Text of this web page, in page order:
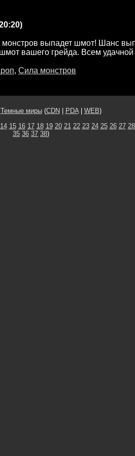
монстров выпадет шмот! Шанс
вашего грейда. Всем удачной
, Сила монстров
Темные миры(CDN PDA| WEB)
14 15 16 17 18 19 20 21 22 23 24 25 26 27 28
35 36 37 38)